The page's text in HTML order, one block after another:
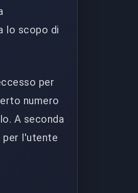
lo scopo di
per
numero
A seconda
l'utente